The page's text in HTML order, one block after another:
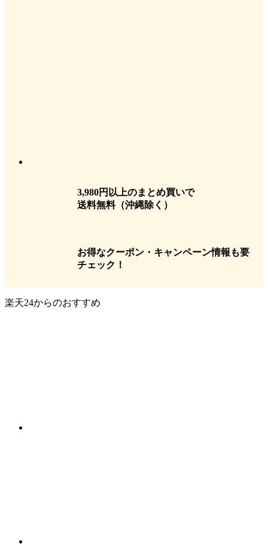
3,980円以上のまとめ買いで
送料無料（沖縄除く）
お得なクーポン・キャンペーン情報も要
チェック！
楽天24からのおすすめ